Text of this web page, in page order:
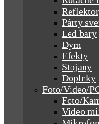
Párty
Led bary
Dym
Efekty
Stojany
Doplnky
Foto/Video/
Foto/
Video